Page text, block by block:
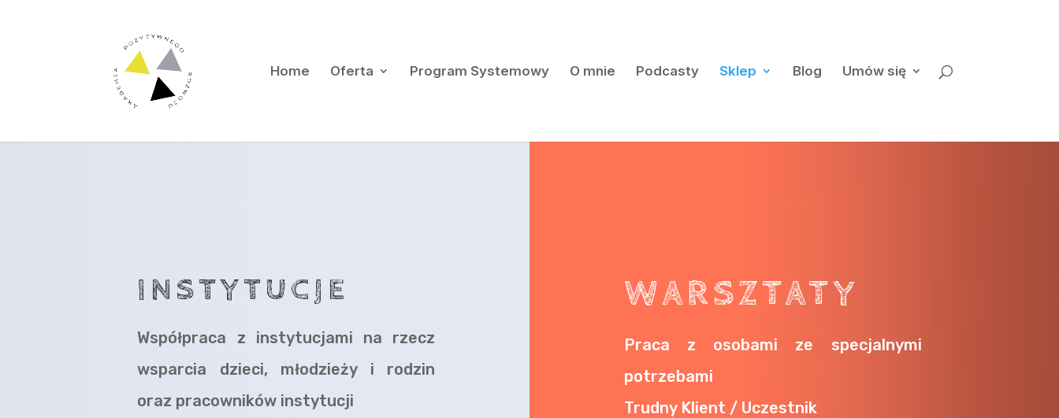
Home Oferta Program Systemowy O mnie Podcasty Sklep Blog Umów się
INSTYTUCJE
Współpraca z instytucjami na rzecz
wsparcia dzieci, młodzieży i rodzin
oraz pracowników instytucji
WARSZTATY
Praca z osobami ze specjalnymi
potrzebami
Trudny Klient / Uczestnik